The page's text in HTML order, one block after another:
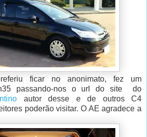
ficar no anonimato, fez um
passando-nos o url do site do
autor desse e de outros C4
poderão visitar. O AE agradece a